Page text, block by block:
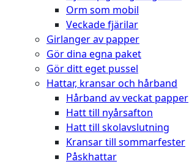
Orm som mobil
Veckade fjärilar
Girlanger av papper
Gör dina egna paket
Gör ditt eget pussel
Hattar, kransar och hårband
Hårband av veckat papper
Hatt till nyårsafton
Hatt till skolavslutning
Kransar till sommarfester
Påskhattar